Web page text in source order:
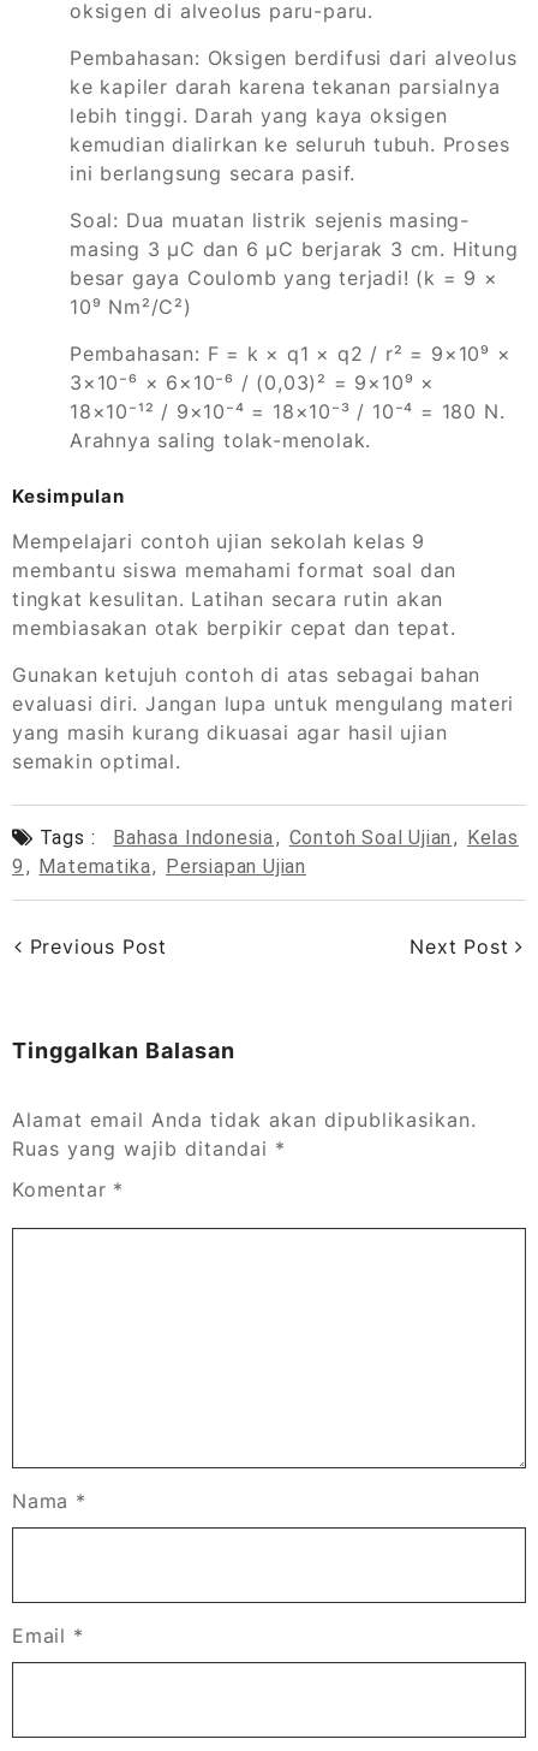
oksigen di alveolus paru-paru.
Pembahasan: Oksigen berdifusi dari alveolus
ke kapiler darah karena tekanan parsialnya
lebih tinggi. Darah yang kaya oksigen
kemudian dialirkan ke seluruh tubuh. Proses
ini berlangsung secara pasif.
Soal: Dua muatan listrik sejenis masing-
masing 3 μC dan 6 μC berjarak 3 cm. Hitung
besar gaya Coulomb yang terjadi! (k = 9 ×
10⁹ Nm²/C²)
Pembahasan: F = k × q1 × q2 / r² = 9×10⁹ ×
3×10⁻⁶ × 6×10⁻⁶ / (0,03)² = 9×10⁹ ×
18×10⁻¹² / 9×10⁻⁴ = 18×10⁻³ / 10⁻⁴ = 180 N.
Arahnya saling tolak-menolak.
Kesimpulan
Mempelajari contoh ujian sekolah kelas 9
membantu siswa memahami format soal dan
tingkat kesulitan. Latihan secara rutin akan
membiasakan otak berpikir cepat dan tepat.
Gunakan ketujuh contoh di atas sebagai bahan
evaluasi diri. Jangan lupa untuk mengulang materi
yang masih kurang dikuasai agar hasil ujian
semakin optimal.
Tags : Bahasa Indonesia, Contoh Soal Ujian , Kelas
9 , Matematika, Persiapan Ujian
Previous Post Next Post
Tinggalkan Balasan
Alamat email Anda tidak akan dipublikasikan.
Ruas yang wajib ditandai *
Komentar *
Nama *
Email *